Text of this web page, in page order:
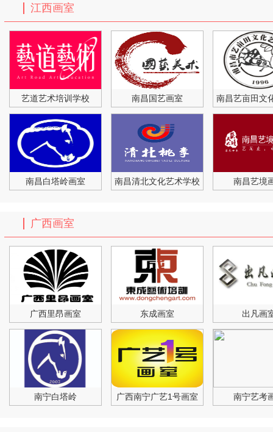
江西画室
艺道艺术培训学校 南昌国艺画室
南昌白塔岭画室 南昌清北文化艺术学校 南昌艺境
广西画室
广西里昂画室 东成画室 出凡画
南宁白塔岭 广西南宁广艺1号画室 南宁艺考